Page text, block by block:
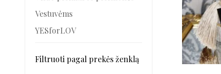
Vestuvėms
YESforLOV
Filtruoti pagal prekės ženklą